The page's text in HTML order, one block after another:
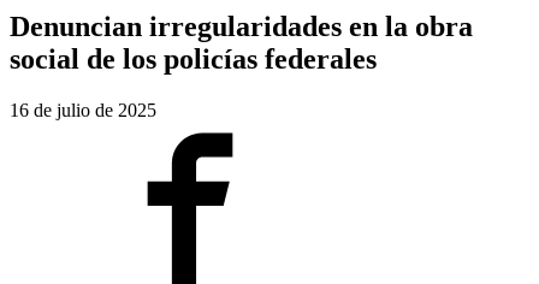
Denuncian irregularidades en la obra
social de los policías federales
16 de julio de 2025